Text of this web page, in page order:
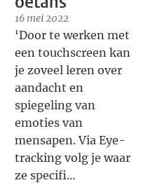
16 mei 2022
‘Door te werken met
een touchscreen kan
je zoveel leren over
aandacht en
spiegeling van
emoties van
mensapen. Via Eye-
tracking volg je waar
ze specifi...